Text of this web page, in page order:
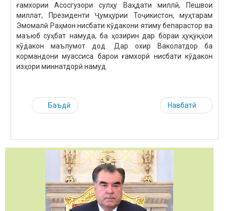
ғамхории Асосгузори сулҳу Ваҳдати миллӣ, Пешвои
миллат, Президенти Ҷумҳурии Тоҷикистон, муҳтарам
Эмомалӣ Раҳмон нисбати кӯдакони ятиму бепарастор ва
маъюб суҳбат намуда, ба ҳозирин дар бораи ҳуқуқҳои
кӯдакон маълумот дод. Дар охир Ваколатдор ба
кормандони муассиса барои ғамхорӣ нисбати кӯдакон
изҳори миннатдорӣ намуд.
Баъдӣ Навбатӣ